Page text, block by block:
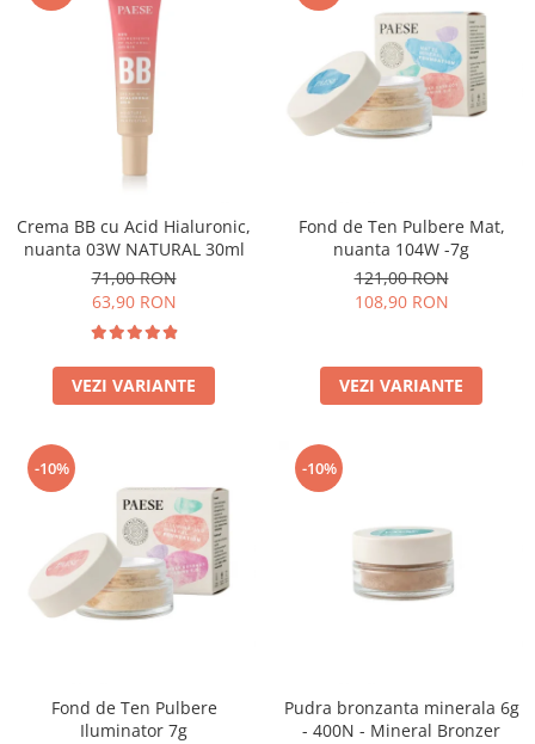
Crema BB cu Acid Hialuronic,
nuanta 03W NATURAL 30ml
71,00 RON
63,90 RON
VEZI VARIANTE
Fond de Ten Pulbere Mat,
nuanta 104W -7g
121,00 RON
108,90 RON
VEZI VARIANTE
-10%
Fond de Ten Pulbere
Iluminator 7g
-10%
Pudra bronzanta minerala 6g
- 400N - Mineral Bronzer